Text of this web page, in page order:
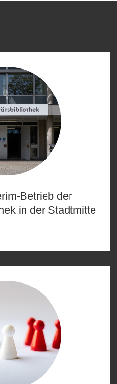
Betrieb der
in der Stadtmitte